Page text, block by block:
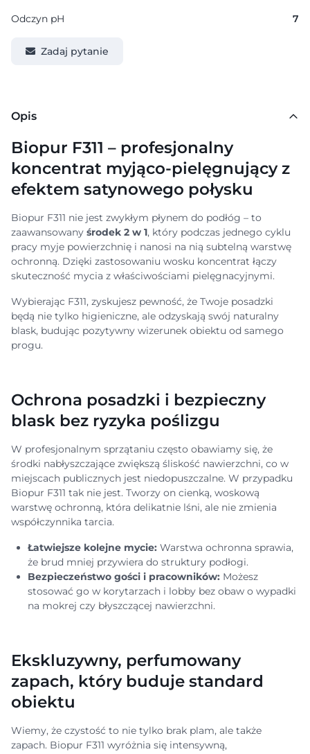
Odczyn pH 7
Zadaj pytanie
Opis
Biopur F311 – profesjonalny
koncentrat myjąco-pielęgnujący z
efektem satynowego połysku
Biopur F311 nie jest zwykłym płynem do podłóg – to
zaawansowany środek 2 w 1, który podczas jednego cyklu
pracy myje powierzchnię i nanosi na nią subtelną warstwę
ochronną. Dzięki zastosowaniu wosku koncentrat łączy
skuteczność mycia z właściwościami pielęgnacyjnymi.
Wybierając F311, zyskujesz pewność, że Twoje posadzki
będą nie tylko higieniczne, ale odzyskają swój naturalny
blask, budując pozytywny wizerunek obiektu od samego
progu.
Ochrona posadzki i bezpieczny
blask bez ryzyka poślizgu
W profesjonalnym sprzątaniu często obawiamy się, że
środki nabłyszczające zwiększą śliskość nawierzchni, co w
miejscach publicznych jest niedopuszczalne. W przypadku
Biopur F311 tak nie jest. Tworzy on cienką, woskową
warstwę ochronną, która delikatnie lśni, ale nie zmienia
współczynnika tarcia.
Łatwiejsze kolejne mycie: Warstwa ochronna sprawia,
że brud mniej przywiera do struktury podłogi.
Bezpieczeństwo gości i pracowników: Możesz
stosować go w korytarzach i lobby bez obaw o wypadki
na mokrej czy błyszczącej nawierzchni.
Ekskluzywny, perfumowany
zapach, który buduje standard
obiektu
Wiemy, że czystość to nie tylko brak plam, ale także
zapach. Biopur F311 wyróżnia się intensywną,